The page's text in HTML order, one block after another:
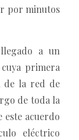
por minutos
a un
cuya primera
de la red de
de toda la
este acuerdo
eléctrico